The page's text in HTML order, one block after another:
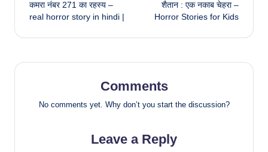
navigation
कमरा नंबर 271 का रहस्य –
real horror story in hindi |
शैतान : एक नकाब चेहरा –
Horror Stories for Kids
Comments
No comments yet. Why don’t you start the discussion?
Leave a Reply